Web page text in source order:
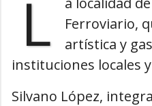
L
Ferroviario,
artística y
instituciones locales
Silvano López,